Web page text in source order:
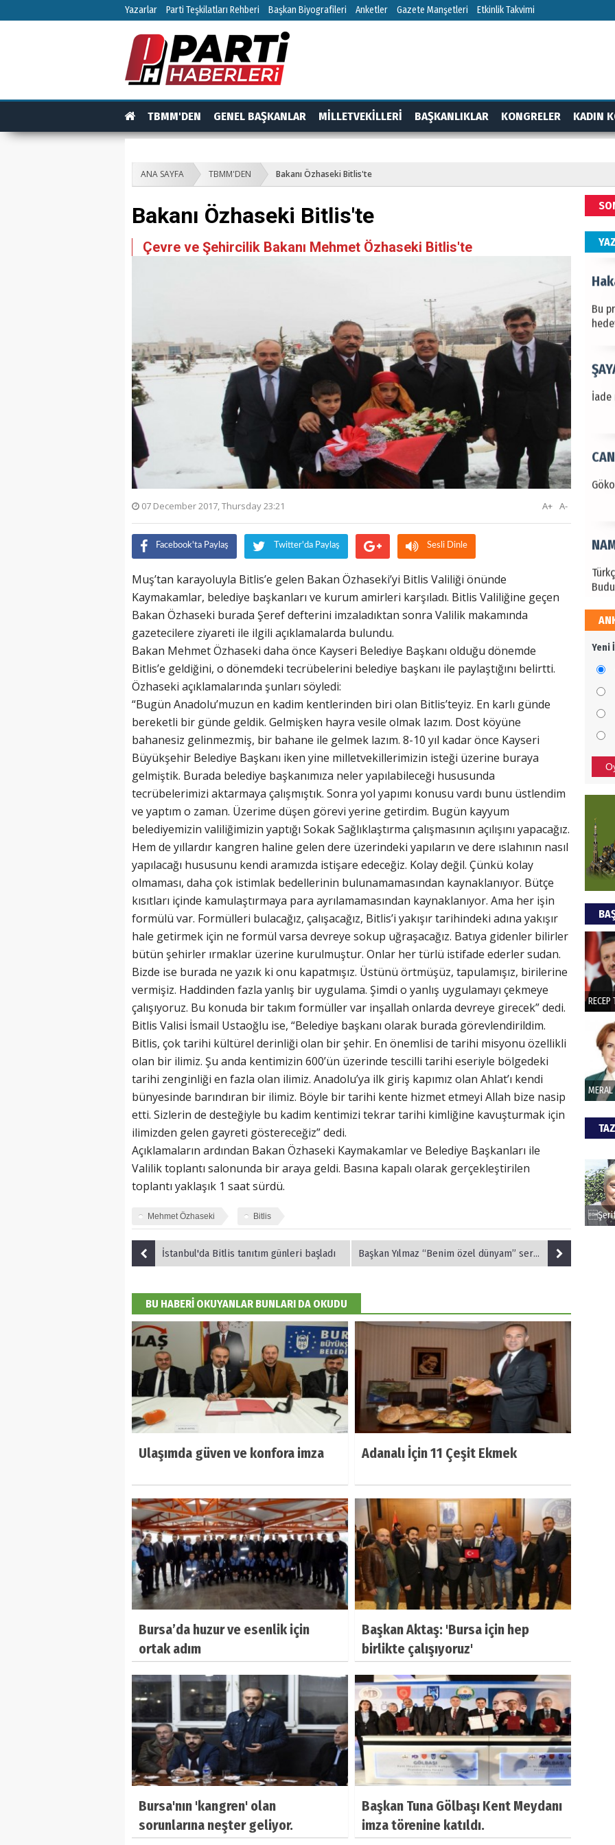
Yazarlar Parti Teşkilatları Rehberi Başkan Biyografileri Anketler Gazete Manşetleri Etkinlik Takvimi
TBMM'DEN GENEL BAŞKANLAR MİLLETVEKİLLERİ BAŞKANLIKLAR KONGRELER KADIN
ANA SAYFA TBMM'DEN Bakanı Özhaseki Bitlis'te
Bakanı Özhaseki Bitlis'te
Çevre ve Şehircilik Bakanı Mehmet Özhaseki Bitlis'te
07 December 2017, Thursday 23:21 A-
A+
Facebook'ta Paylaş Twitter'da Paylaş Sesli Dinle
Muş’tan karayoluyla Bitlis’e gelen Bakan Özhaseki’yi Bitlis Valiliği önünde
Kaymakamlar, belediye başkanları ve kurum amirleri karşıladı. Bitlis Valiliğine geçen
Bakan Özhaseki burada Şeref defterini imzaladıktan sonra Valilik makamında
gazetecilere ziyareti ile ilgili açıklamalarda bulundu.
Bakan Mehmet Özhaseki daha önce Kayseri Belediye Başkanı olduğu dönemde
Bitlis’e geldiğini, o dönemdeki tecrübelerini belediye başkanı ile paylaştığını belirtti.
Özhaseki açıklamalarında şunları söyledi:
“Bugün Anadolu’muzun en kadim kentlerinden biri olan Bitlis’teyiz. En karlı günde
bereketli bir günde geldik. Gelmişken hayra vesile olmak lazım. Dost köyüne
bahanesiz gelinmezmiş, bir bahane ile gelmek lazım. 8-10 yıl kadar önce Kayseri
Büyükşehir Belediye Başkanı iken yine milletvekillerimizin isteği üzerine buraya
gelmiştik. Burada belediye başkanımıza neler yapılabileceği hususunda
tecrübelerimizi aktarmaya çalışmıştık. Sonra yol yapımı konusu vardı bunu üstlendim
ve yaptım o zaman. Üzerime düşen görevi yerine getirdim. Bugün kayyum
belediyemizin valiliğimizin yaptığı Sokak Sağlıklaştırma çalışmasının açılışını yapacağız.
Hem de yıllardır kangren haline gelen dere üzerindeki yapıların ve dere ıslahının nasıl
yapılacağı hususunu kendi aramızda istişare edeceğiz. Kolay değil. Çünkü kolay
olmaması, daha çok istimlak bedellerinin bulunamamasından kaynaklanıyor. Bütçe
kısıtları içinde kamulaştırmaya para ayrılamamasından kaynaklanıyor. Ama her işin
formülü var. Formülleri bulacağız, çalışacağız, Bitlis’i yakışır tarihindeki adına yakışır
hale getirmek için ne formül varsa devreye sokup uğraşacağız. Batıya gidenler bilirler
bütün şehirler ırmaklar üzerine kurulmuştur. Onlar her türlü istifade ederler sudan.
Bizde ise burada ne yazık ki onu kapatmışız. Üstünü örtmüşüz, tapulamışız, birilerine
vermişiz. Haddinden fazla yanlış bir uygulama. Şimdi o yanlış uygulamayı çekmeye
çalışıyoruz. Bu konuda bir takım formüller var inşallah onlarda devreye girecek” dedi.
Bitlis Valisi İsmail Ustaoğlu ise, “Belediye başkanı olarak burada görevlendirildim.
Bitlis, çok tarihi kültürel derinliği olan bir şehir. En önemlisi de tarihi misyonu özellikli
olan bir ilimiz. Şu anda kentimizin 600’ün üzerinde tescilli tarihi eseriyle bölgedeki
tarihi zenginliği en fazla olan ilimiz. Anadolu’ya ilk giriş kapımız olan Ahlat’ı kendi
bünyesinde barındıran bir ilimiz. Böyle bir tarihi kente hizmet etmeyi Allah bize nasip
etti. Sizlerin de desteğiyle bu kadim kentimizi tekrar tarihi kimliğine kavuşturmak için
ilimizden gelen gayreti göstereceğiz” dedi.
Açıklamaların ardından Bakan Özhaseki Kaymakamlar ve Belediye Başkanları ile
Valilik toplantı salonunda bir araya geldi. Basına kapalı olarak gerçekleştirilen
toplantı yaklaşık 1 saat sürdü.
Mehmet Özhaseki Bitlis
İstanbul'da Bitlis tanıtım günleri başladı Başkan Yılmaz “Benim özel dünyam” sergisini açtı
BU HABERİ OKUYANLAR BUNLARI DA OKUDU
Ulaşımda güven ve konfora imza Adanalı İçin 11 Çeşit Ekmek
Bursa’da huzur ve esenlik için
ortak adım
Başkan Aktaş: 'Bursa için hep
birlikte çalışıyoruz'
Bursa'nın 'kangren' olan
sorunlarına neşter geliyor.
Başkan Tuna Gölbaşı Kent Meydanı
imza törenine katıldı.
ALİ
Bu
İade
Bu
İade
Yeni